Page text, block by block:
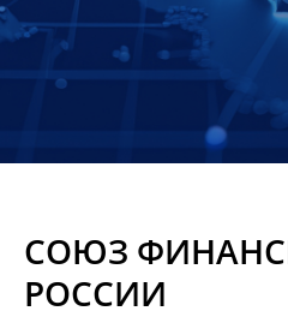
отчеты
Контакты
Материалы
СОЮЗ
РОССИИ